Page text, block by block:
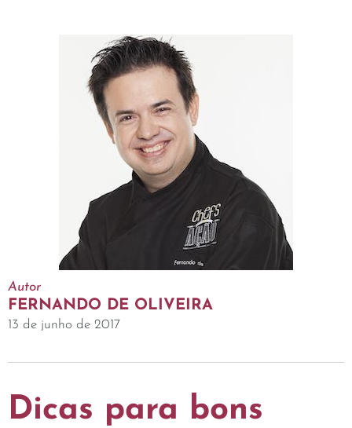
Autor
FERNANDO DE OLIVEIRA
13 de junho de 2017
Dicas para bons